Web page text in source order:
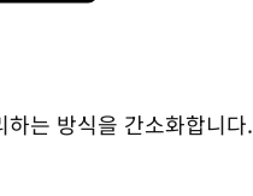
는 방식을 간소화합니다.